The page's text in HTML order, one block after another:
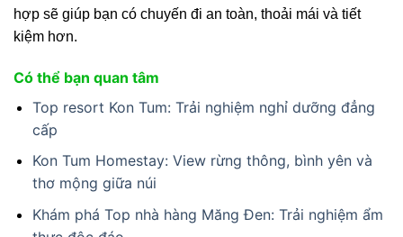
hợp sẽ giúp bạn có chuyến đi an toàn, thoải mái và tiết
kiệm hơn.
Có thể bạn quan tâm
Top resort Kon Tum: Trải nghiệm nghỉ dưỡng đẳng
cấp
Kon Tum Homestay: View rừng thông, bình yên và
thơ mộng giữa núi
Khám phá Top nhà hàng Măng Đen: Trải nghiệm ẩm